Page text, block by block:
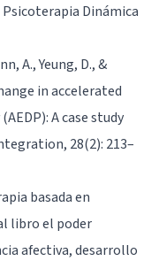
Psicoterapia Dinámica
A., Yeung, D., &
in accelerated
A case study
28(2): 213–
basada en
libro el poder
afectiva, desarrollo